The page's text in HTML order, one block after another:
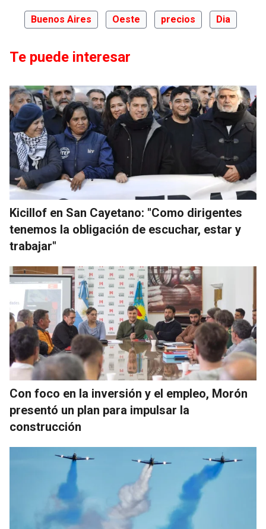
Buenos Aires Oeste precios Dia
Te puede interesar
Kicillof en San Cayetano: "Como dirigentes
tenemos la obligación de escuchar, estar y
trabajar"
Con foco en la inversión y el empleo, Morón
presentó un plan para impulsar la
construcción